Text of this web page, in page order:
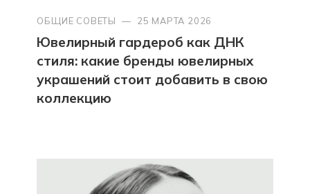
ОБЩИЕ СОВЕТЫ — 25 МАРТА 2026
Ювелирный гардероб как ДНК
стиля: какие бренды ювелирных
украшений стоит добавить в свою
коллекцию